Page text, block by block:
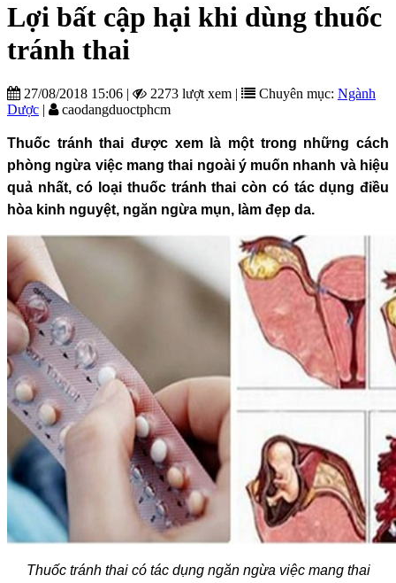
Lợi bất cập hại khi dùng thuốc
tránh thai
27/08/2018 15:06 | 2273 lượt xem | Chuyên mục: Ngành
Dược | caodangduoctphcm
Thuốc tránh thai được xem là một trong những cách
phòng ngừa việc mang thai ngoài ý muốn nhanh và hiệu
quả nhất, có loại thuốc tránh thai còn có tác dụng điều
hòa kinh nguyệt, ngăn ngừa mụn, làm đẹp da.
Thuốc tránh thai có tác dụng ngăn ngừa việc mang thai